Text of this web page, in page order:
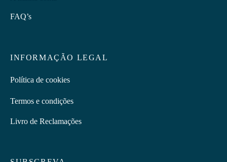
FAQ’s
INFORMAÇÃO LEGAL
Política de cookies
Termos e condições
Livro de Reclamações